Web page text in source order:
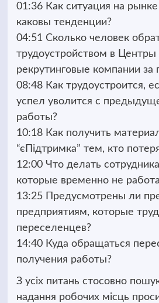
01:36 Как ситуация на
каковы тенденции?
04:51 Сколько человек
трудоустройством в Центры
рекрутинговые компании за
08:48 Как трудоустроится,
успел уволится с
работы?
10:18 Как получить
“єПідтримка” тем, кто
12:00 Что делать
которые временно не
13:25 Предусмотрены ли
предприятиям, которые
переселенцев?
14:40 Куда обращаться
получения работы?
З усіх питань стосовно
надання робочих місць